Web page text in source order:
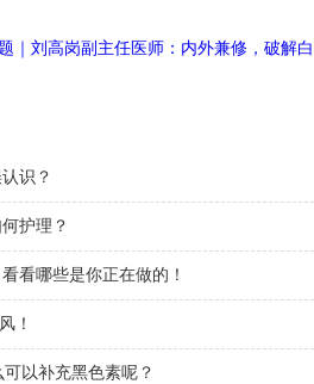
｜刘高岗副主任医师：内外兼修，破解白
识？
护理？
看哪些是你正在做的！
！
以补充黑色素呢？